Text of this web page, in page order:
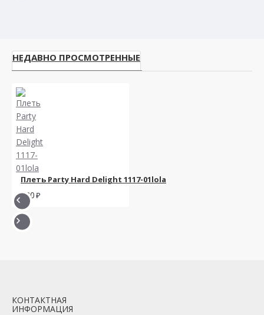
НЕДАВНО ПРОСМОТРЕННЫЕ
Плеть Party Hard Delight 1117-01lola
680
КОНТАКТНАЯ
ИНФОРМАЦИЯ